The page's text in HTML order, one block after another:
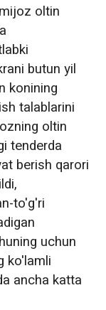
oltin
butun yil
konining
talablarini
oltin
tenderda
berish qarori
to'g'ri
uchun
ko'lamli
ancha katta